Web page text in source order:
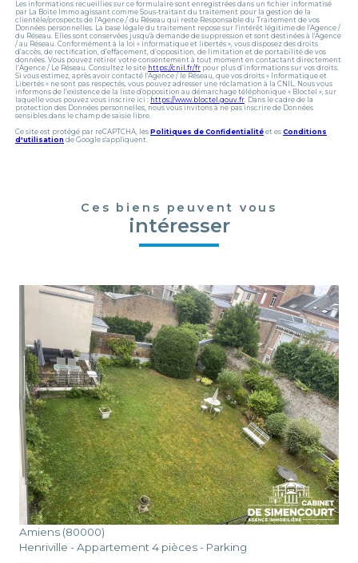
Les informations recueillies sur ce formulaire sont enregistrées dans un fichier informatisé
par La Boite Immo agissant comme Sous-traitant du traitement pour la gestion de la
clientèle/prospects de l'Agence / du Réseau qui reste Responsable du Traitement de vos
Données personnelles. La base légale du traitement repose sur l'intérêt légitime de l'Agence /
du Réseau. Elles sont conservées jusqu'à demande de suppression et sont destinées à l'Agence
/ au Réseau. Conformément à la loi « informatique et libertés », vous disposez des droits
d’accès, de rectification, d’effacement, d’opposition, de limitation et de portabilité de vos
données. Vous pouvez retirer votre consentement à tout moment en contactant directement
l’Agence / Le Réseau. Consultez le site https://cnil.fr/fr pour plus d’informations sur vos droits.
Si vous estimez, après avoir contacté l'Agence / le Réseau, que vos droits « Informatique et
Libertés » ne sont pas respectés, vous pouvez adresser une réclamation à la CNIL. Nous vous
informons de l’existence de la liste d'opposition au démarchage téléphonique « Bloctel », sur
laquelle vous pouvez vous inscrire ici : https://www.bloctel.gouv.fr . Dans le cadre de la
protection des Données personnelles, nous vous invitons à ne pas inscrire de Données
sensibles dans le champ de saisie libre.
Ce site est protégé par reCAPTCHA, les Politiques de Confidentialité et es Conditions
d'utilisation de Google s'appliquent.
Ces biens peuvent vous
intéresser
voir le bien
Amiens (80000)
Henriville - Appartement 4 pièces - Parking